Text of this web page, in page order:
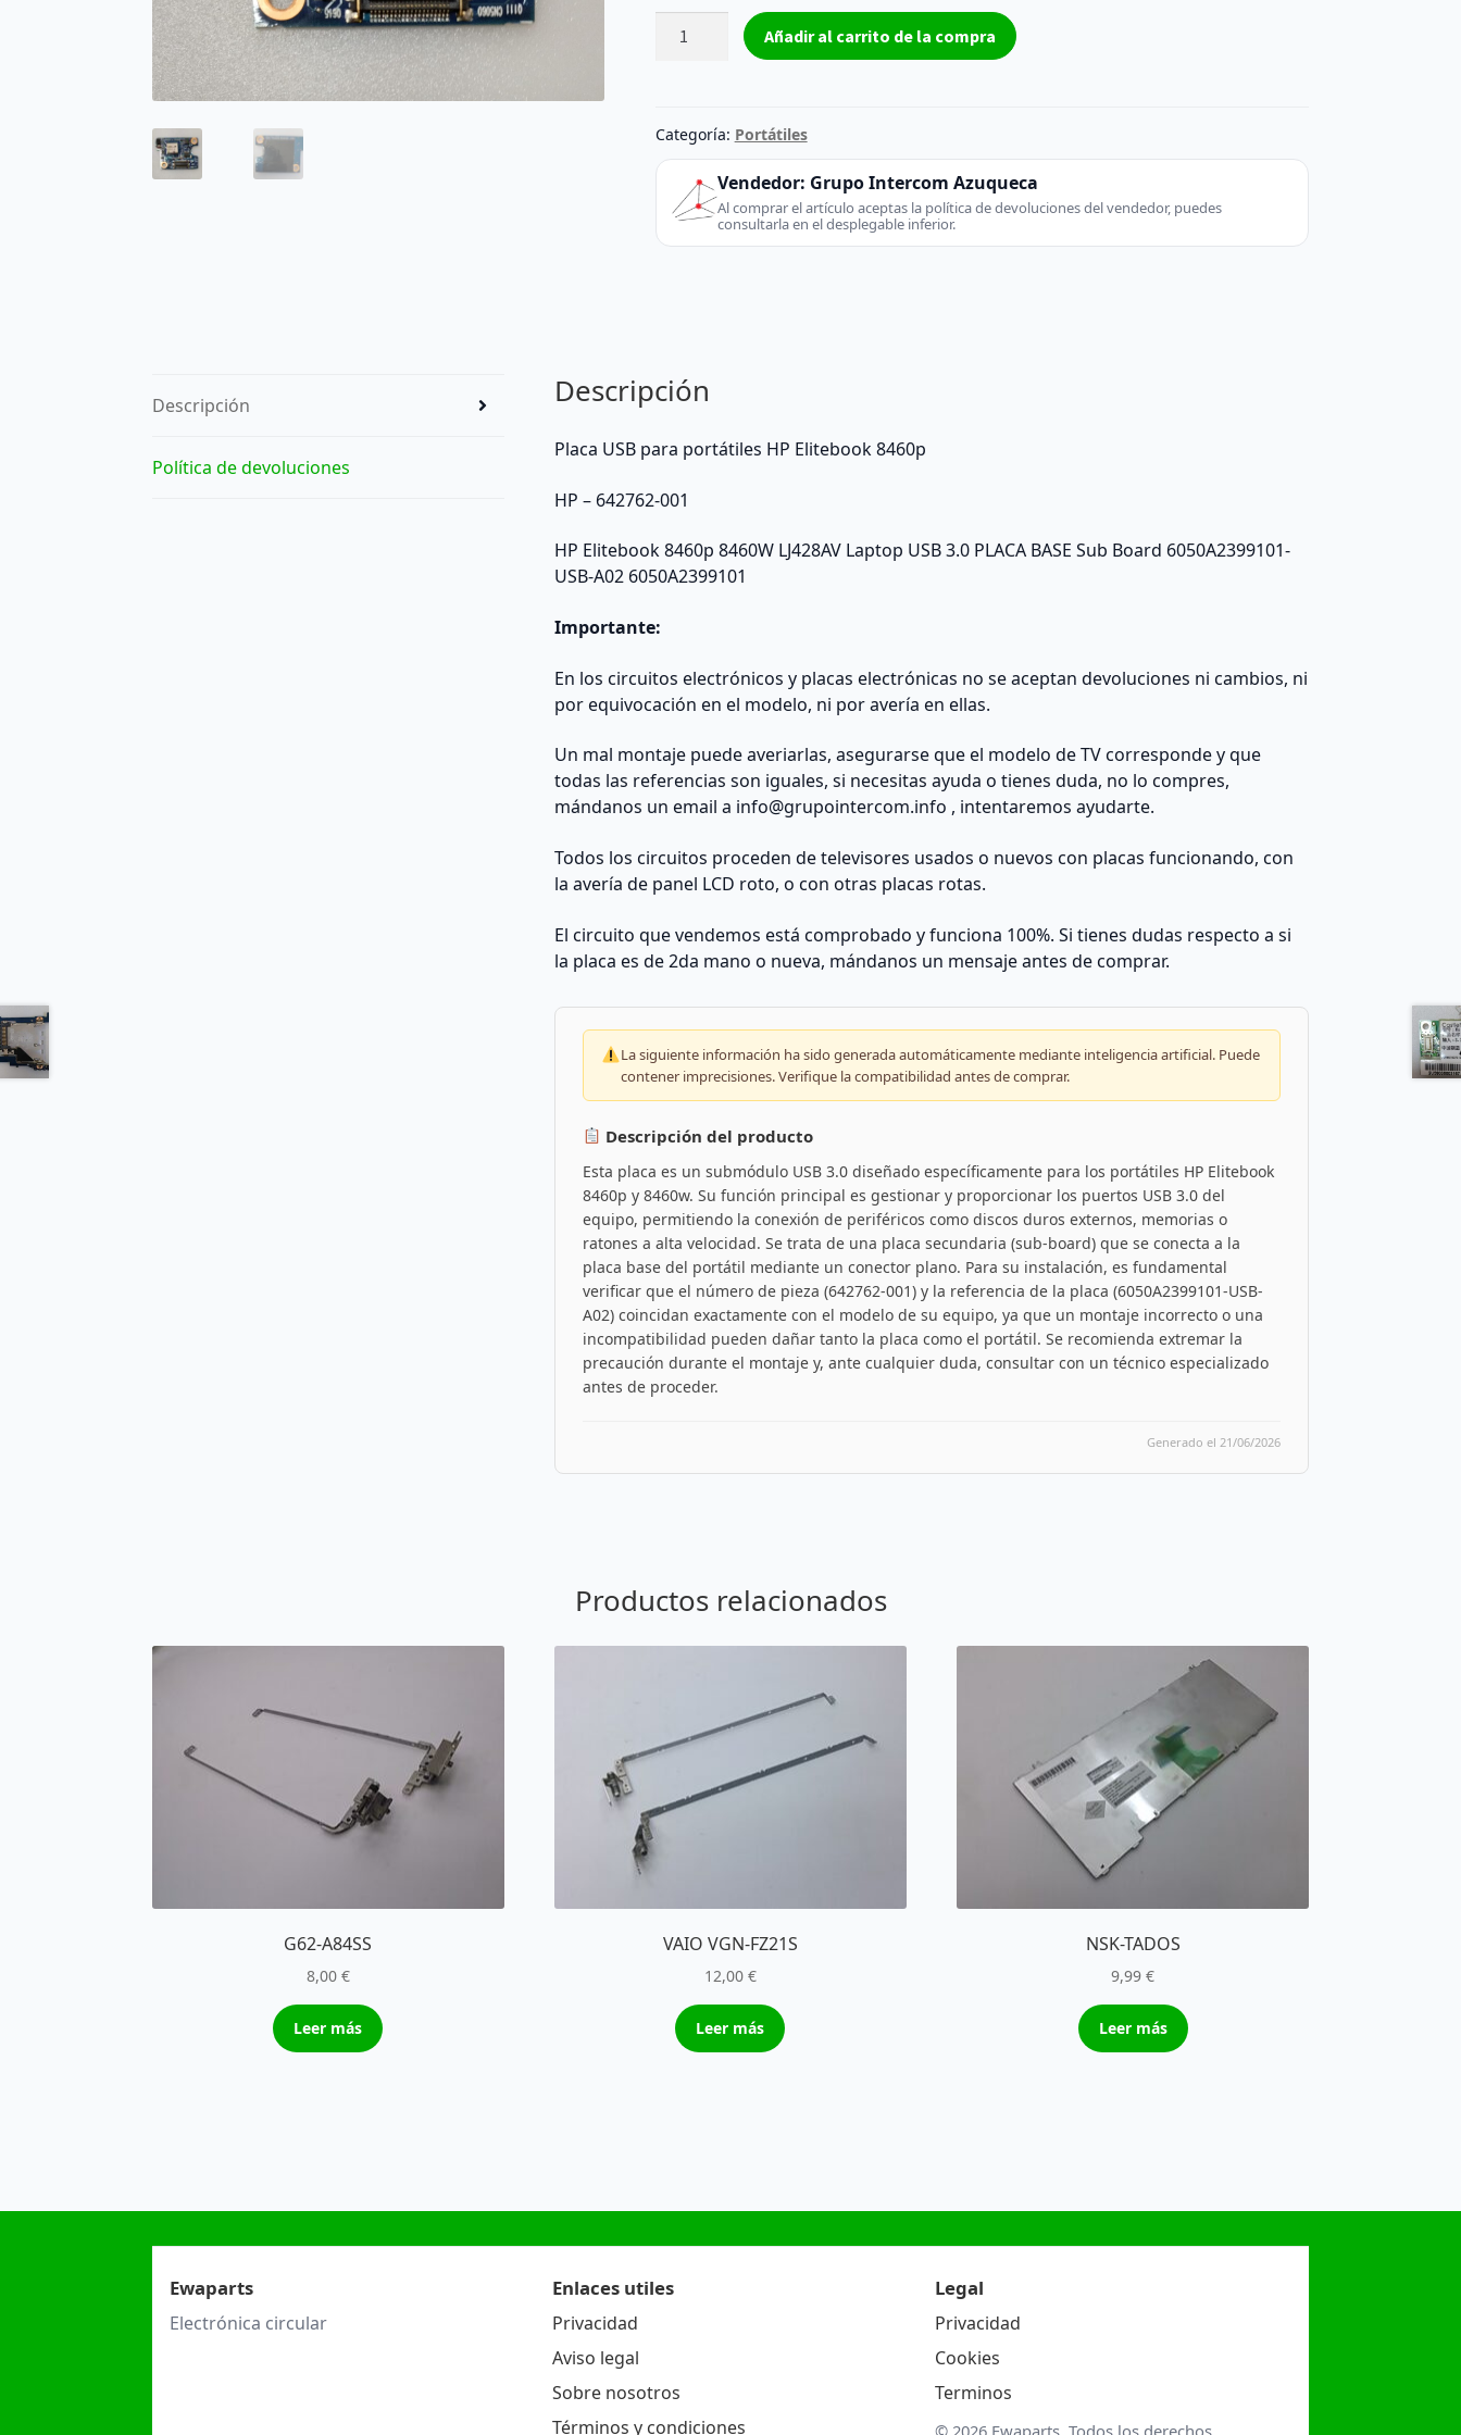
USB
Elitebook
8460p
642762-
Añadir al carrito de la compra
Categoría: Portátiles
Vendedor: Grupo Intercom Azuqueca
Al comprar el artículo aceptas la política de devoluciones del vendedor, puedes
consultarla en el desplegable inferior.
Descripción
Política de devoluciones
Descripción
Placa USB para portátiles HP Elitebook 8460p
HP – 642762-001
HP Elitebook 8460p 8460W LJ428AV Laptop USB 3.0 PLACA BASE Sub Board 6050A2399101-
USB-A02 6050A2399101
Importante:
En los circuitos electrónicos y placas electrónicas no se aceptan devoluciones ni cambios, ni
por equivocación en el modelo, ni por avería en ellas.
Un mal montaje puede averiarlas, asegurarse que el modelo de TV corresponde y que
todas las referencias son iguales, si necesitas ayuda o tienes duda, no lo compres,
mándanos un email a info@grupointercom.info , intentaremos ayudarte.
Todos los circuitos proceden de televisores usados o nuevos con placas funcionando, con
la avería de panel LCD roto, o con otras placas rotas.
El circuito que vendemos está comprobado y funciona 100%. Si tienes dudas respecto a si
la placa es de 2da mano o nueva, mándanos un mensaje antes de comprar.
La siguiente información ha sido generada automáticamente mediante inteligencia artificial. Puede
contener imprecisiones. Verifique la compatibilidad antes de comprar.
Descripción del producto
Esta placa es un submódulo USB 3.0 diseñado específicamente para los portátiles HP Elitebook
8460p y 8460w. Su función principal es gestionar y proporcionar los puertos USB 3.0 del
equipo, permitiendo la conexión de periféricos como discos duros externos, memorias o
ratones a alta velocidad. Se trata de una placa secundaria (sub-board) que se conecta a la
placa base del portátil mediante un conector plano. Para su instalación, es fundamental
verificar que el número de pieza (642762-001) y la referencia de la placa (6050A2399101-USB-
A02) coincidan exactamente con el modelo de su equipo, ya que un montaje incorrecto o una
incompatibilidad pueden dañar tanto la placa como el portátil. Se recomienda extremar la
precaución durante el montaje y, ante cualquier duda, consultar con un técnico especializado
antes de proceder.
Generado el 21/06/2026
Productos relacionados
G62-A84SS
8,00 €
Leer más
VAIO VGN-FZ21S
12,00 €
Leer más
NSK-TADOS
9,99€
Leer más
Ewaparts
Electrónica circular
Enlaces utiles
Privacidad
Aviso legal
Sobre nosotros
Términos y condiciones
Legal
Privacidad
Cookies
Terminos